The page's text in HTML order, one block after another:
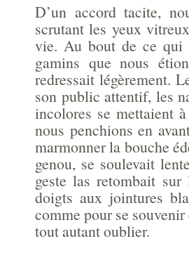
D’un accord tacite,
scrutant les yeux
vie. Au bout de ce qui
gamins que nous
redressait légèrement.
son public attentif, les
incolores se mettaient
nous penchions en
marmonner la bouche
genou, se soulevait
geste las retombait
doigts aux jointures
comme pour se
tout autant oublier.